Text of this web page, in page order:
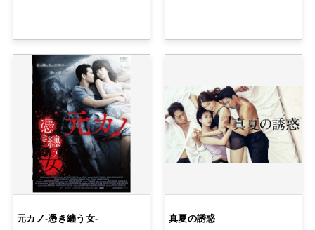
元カノ-憑き纏う女- 真夏の誘惑